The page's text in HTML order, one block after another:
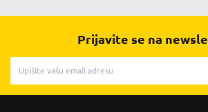
Prijavite se na